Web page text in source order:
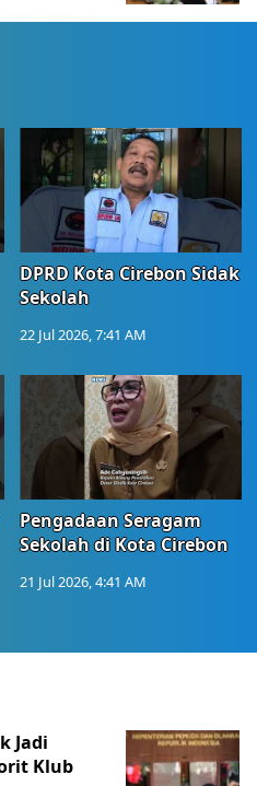
DPRD Kota Cirebon Sidak
Sekolah
22 Jul 2026, 7:41 AM
Pengadaan Seragam
Sekolah di Kota Cirebon
21 Jul 2026, 4:41 AM
Jadi
Klub